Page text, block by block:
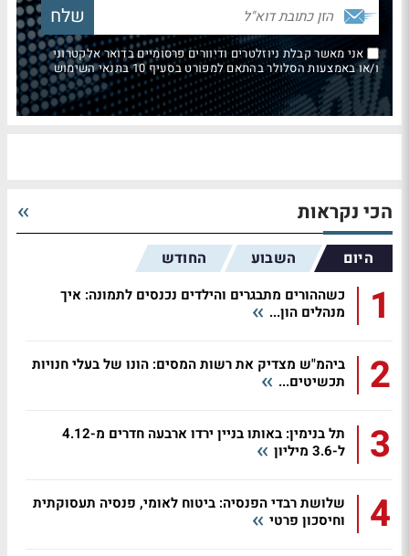
אני מאשר קבלת ניוזלטרים ודיוורים פרסומיים בדואר אלקטרוני
ו/או באמצעות הסלולר בהתאם למפורט בסעיף 10 בתנאי השימוש
הכי נקראות
היום השבוע החודש
1
כשההורים מתבגרים והילדים נכנסים לתמונה: איך
מנהלים הון...
2
ביהמ"ש מצדיק את רשות המסים: הונו של בעלי חנויות
תכשיטים...
3
תל בנימין: באותו בניין ירדו ארבעה חדרים מ-4.12
ל-3.6 מיליון
4
שלושת רבדי הפנסיה: ביטוח לאומי, פנסיה תעסוקתית
וחיסכון פרטי